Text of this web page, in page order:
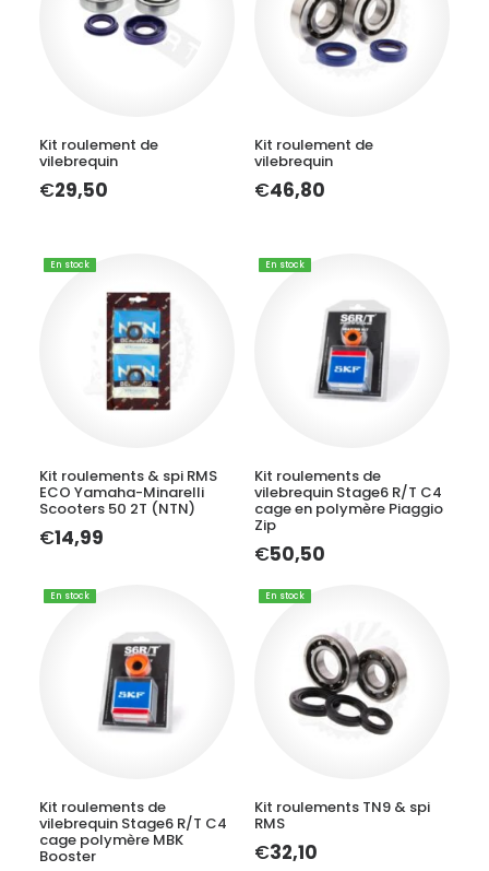
Kit roulement de
vilebrequin
€29,50
Kit roulement de
vilebrequin
€46,80
Kit roulements & spi RMS
ECO Yamaha-Minarelli
Scooters 50 2T (NTN)
€14,99
En stock
Kit roulements de
vilebrequin Stage6 R/T C4
cage en polymère Piaggio
Zip
€50,50
En stock
Kit roulements de
vilebrequin Stage6 R/T C4
cage polymère MBK
Booster
En stock
Kit roulements TN9 & spi
RMS
€32,10
En stock